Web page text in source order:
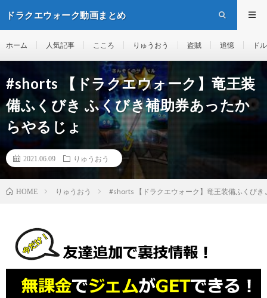
ドラクエウォーク動画まとめ
ホーム 人気記事 こころ りゅうおう 盗賊 追憶 ド
#shorts 【ドラクエウォーク】竜王装
備ふくびき ふくびき補助券あったか
らやるじょ
2021.06.09 りゅうおう
HOME りゅうおう #shorts 【ドラクエウォーク】竜王装備ふくび